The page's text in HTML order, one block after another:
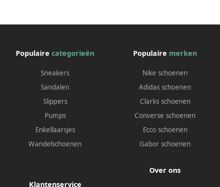
Populaire categorieën
Sneakers
Sandalen
Slippers
Pumps
Enkellaarsjes
Wandelschoenen
Populaire merken
Nike schoenen
Adidas schoenen
Clarks schoenen
Converse schoenen
Ecco schoenen
Gabor schoenen
Klantenservice
Over ons